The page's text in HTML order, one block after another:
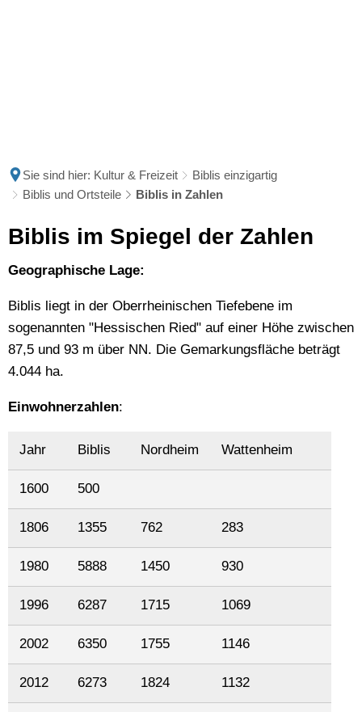
Sie sind hier: Kultur & Freizeit
Biblis einzigartig
Biblis und Ortsteile
Biblis in Zahlen
Biblis
in
Zahlen
Biblis im Spiegel der Zahlen
Geographische Lage:
Biblis liegt in der Oberrheinischen Tiefebene im
sogenannten "Hessischen Ried" auf einer Höhe zwischen
87,5 und 93 m über NN. Die Gemarkungsfläche beträgt
4.044 ha.
Einwohnerzahlen:
Jahr Biblis Nordheim Wattenheim
1600 500
1806 1355 762 283
1980 5888 1450 930
1996 6287 1715 1069
2002 6350 1755 1146
2012 6273 1824 1132